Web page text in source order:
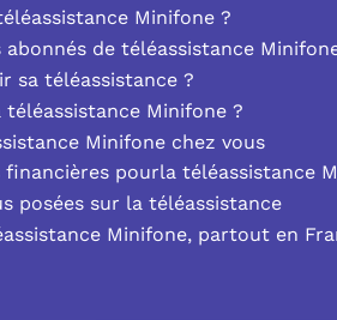
Minifone ?
abonnés de téléassistance
sa téléassistance ?
Minifone ?
Minifone chez vous
financières pourla téléassistance
posées sur la téléassistance
Minifone, partout en